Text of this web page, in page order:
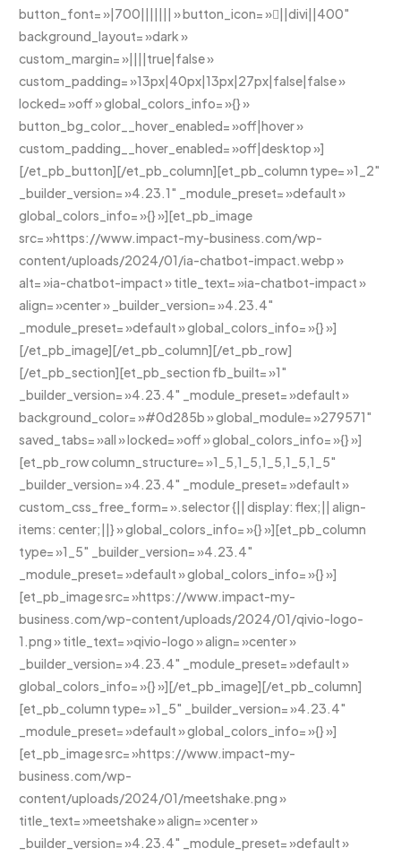
button_font= »|700||||||| » button_icon= »||divi||400″
background_layout= »dark »
custom_margin= »||||true|false »
custom_padding= »13px|40px|13px|27px|false|false »
locked= »off » global_colors_info= »{} »
button_bg_color__hover_enabled= »off|hover »
custom_padding__hover_enabled= »off|desktop »]
[/et_pb_button][/et_pb_column][et_pb_column type= »1_2″
_builder_version= »4.23.1″ _module_preset= »default »
global_colors_info= »{} »][et_pb_image
src= »https://www.impact-my-business.com/wp-
content/uploads/2024/01/ia-chatbot-impact.webp »
alt= »ia-chatbot-impact » title_text= »ia-chatbot-impact »
align= »center » _builder_version= »4.23.4″
_module_preset= »default » global_colors_info= »{} »]
[/et_pb_image][/et_pb_column][/et_pb_row]
[/et_pb_section][et_pb_section fb_built= »1″
_builder_version= »4.23.4″ _module_preset= »default »
background_color= »#0d285b » global_module= »279571″
saved_tabs= »all » locked= »off » global_colors_info= »{} »]
[et_pb_row column_structure= »1_5,1_5,1_5,1_5,1_5″
_builder_version= »4.23.4″ _module_preset= »default »
custom_css_free_form= ».selector {|| display: flex;|| align-
items: center;||} » global_colors_info= »{} »][et_pb_column
type= »1_5″ _builder_version= »4.23.4″
_module_preset= »default » global_colors_info= »{} »]
[et_pb_image src= »https://www.impact-my-
business.com/wp-content/uploads/2024/01/qivio-logo-
1.png » title_text= »qivio-logo » align= »center »
_builder_version= »4.23.4″ _module_preset= »default »
global_colors_info= »{} »][/et_pb_image][/et_pb_column]
[et_pb_column type= »1_5″ _builder_version= »4.23.4″
_module_preset= »default » global_colors_info= »{} »]
[et_pb_image src= »https://www.impact-my-
business.com/wp-
content/uploads/2024/01/meetshake.png »
title_text= »meetshake » align= »center »
_builder_version= »4.23.4″ _module_preset= »default »